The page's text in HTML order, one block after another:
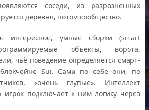
соседи, из разрозненных
деревня, потом сообщество.
интересное, умные сборки (smart
объекты, ворота,
чьё поведение определяется смарт-
Sui. Сами по себе они, по
«очень глупые». Интеллект
игрок подключает к ним логику через